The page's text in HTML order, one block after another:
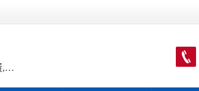
主营产品：鹅雏,鹅雏孵化,鹅雏价格,鹅雏批发,鹅种蛋,脱温大种鹅雏,活珠蛋,后备种鹅等家禽产品。